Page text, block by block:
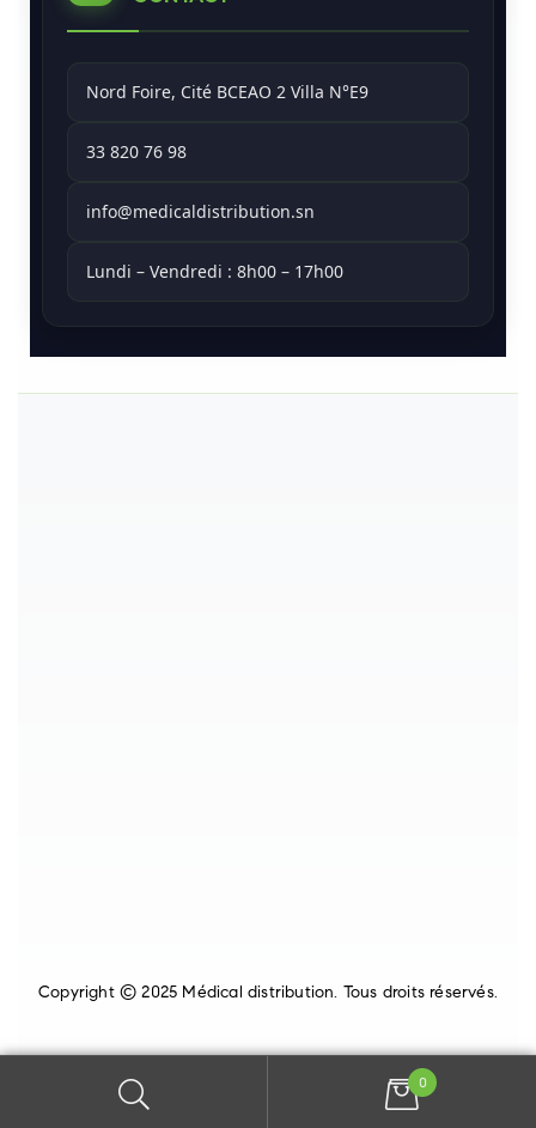
Nord Foire, Cité BCEAO 2 Villa N°E9
33 820 76 98
info@medicaldistribution.sn
Lundi – Vendredi : 8h00 – 17h00
Copyright © 2025 Médical distribution. Tous droits réservés.
0